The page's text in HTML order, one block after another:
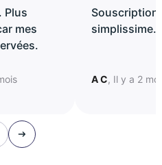
Plus
mes
Souscription
A C, Il y a 2